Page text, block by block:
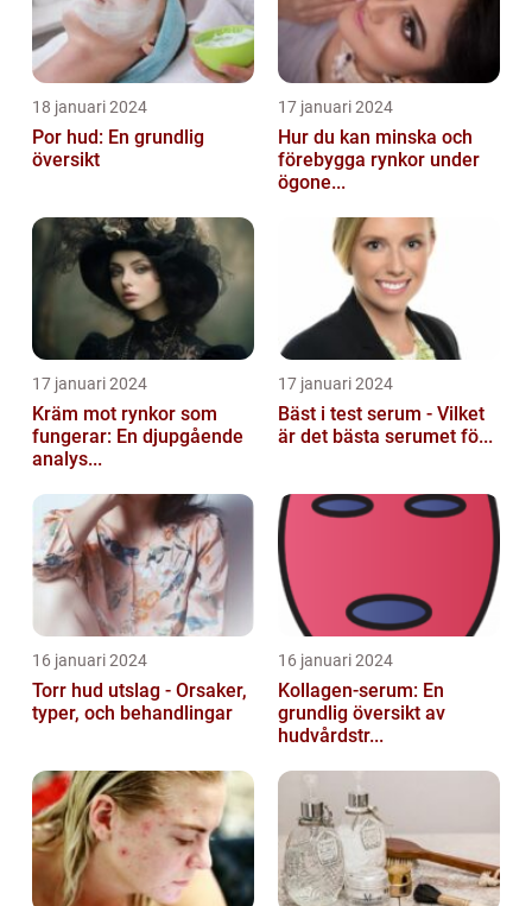
18 januari 2024
Por hud: En grundlig
översikt
17 januari 2024
Hur du kan minska och
förebygga rynkor under
ögone...
17 januari 2024
Kräm mot rynkor som
fungerar: En djupgående
analys...
17 januari 2024
Bäst i test serum - Vilket
är det bästa serumet fö...
16 januari 2024
Torr hud utslag - Orsaker,
typer, och behandlingar
16 januari 2024
Kollagen-serum: En
grundlig översikt av
hudvårdstr...